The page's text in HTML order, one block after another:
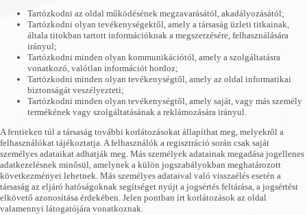
Tartózkodni az oldal működésének megzavarásától, akadályozásától;
Tartózkodni olyan tevékenységektől, amely a társaság üzleti titkainak,
általa titokban tartott információknak a megszerzésére, felhasználására
irányul;
Tartózkodni minden olyan kommunikációtól, amely a szolgáltatásra
vonatkozó, valótlan információt hordoz;
Tartózkodni minden olyan tevékenységtől, amely az oldal informatikai
biztonságát veszélyezteti;
Tartózkodni minden olyan tevékenységtől, amely saját, vagy más személy
termékének vagy szolgáltatásának a reklámozására irányul.
A fentieken túl a társaság további korlátozásokat állapíthat meg, melyekről a
felhasználókat tájékoztatja. A felhasználók a regisztráció során csak saját
személyes adataikat adhatják meg. Más személyek adatainak megadása jogellenes
adatkezelésnek minősül, amelynek a külön jogszabályokban meghatározott
következményei lehetnek. Más személyes adataival való visszaélés esetén a
társaság az eljáró hatóságoknak segítséget nyújt a jogsértés feltárása, a jogsértést
elkövető azonosítása érdekében. Jelen pontban írt korlátozások az oldal
valamennyi látogatójára vonatkoznak.